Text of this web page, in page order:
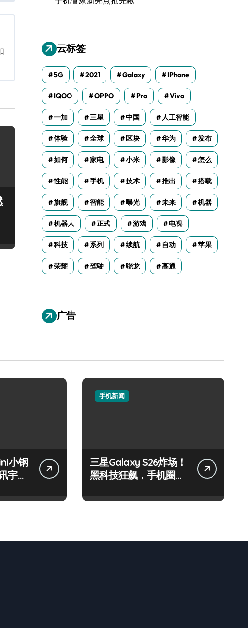
云标签
5G 2021 Galaxy IPhone
IQOO OPPO Pro Vivo
一加 三星 中国 人工智能
体验 全球 区块 华为 发布
如何 家电 小米 影像 怎么
性能 手机 技术 推出 搭载
旗舰 智能 曝光 未来 机器
机器人 正式 游戏 电视
科技 系列 续航 自动 苹果
荣耀 驾驶 骁龙 高通
广告
小钢
宇
手机新闻
三星Galaxy S26炸场！
黑科技狂飙，手机圈要